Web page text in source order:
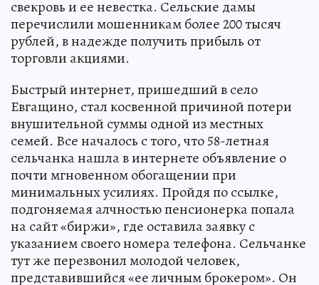
свекровь и ее невестка. Сельские дамы
перечислили мошенникам более 200 тысяч
рублей, в надежде получить прибыль от
торговли акциями.
Быстрый интернет, пришедший в село
Евгащино, стал косвенной причиной потери
внушительной суммы одной из местных
семей. Все началось с того, что 58-летная
сельчанка нашла в интернете объявление о
почти мгновенном обогащении при
минимальных усилиях. Пройдя по ссылке,
подгоняемая алчностью пенсионерка попала
на сайт «биржи», где оставила заявку с
указанием своего номера телефона. Сельчанке
тут же перезвонил молодой человек,
представившийся «ее личным брокером». Он